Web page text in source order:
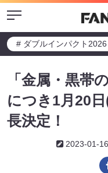
Menu
# ダブルインパクト2026
「金属・黒帯
につき1月20
長決定！
2023-01-16